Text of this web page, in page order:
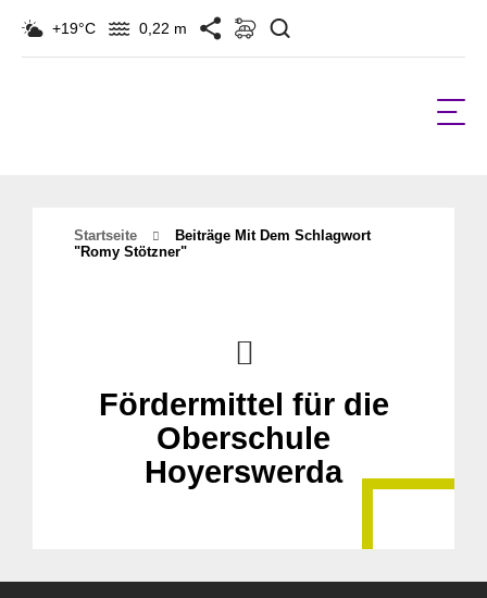
+19°C 0,22 m
Startseite
Beiträge Mit Dem Schlagwort
"romy Stötzner"
Fördermittel für die
Oberschule
Hoyerswerda